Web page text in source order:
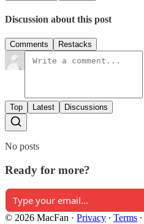
Discussion about this post
Comments Restacks
Top Latest Discussions
No posts
Ready for more?
© 2026 MacFan · Privacy ∙ Terms ∙